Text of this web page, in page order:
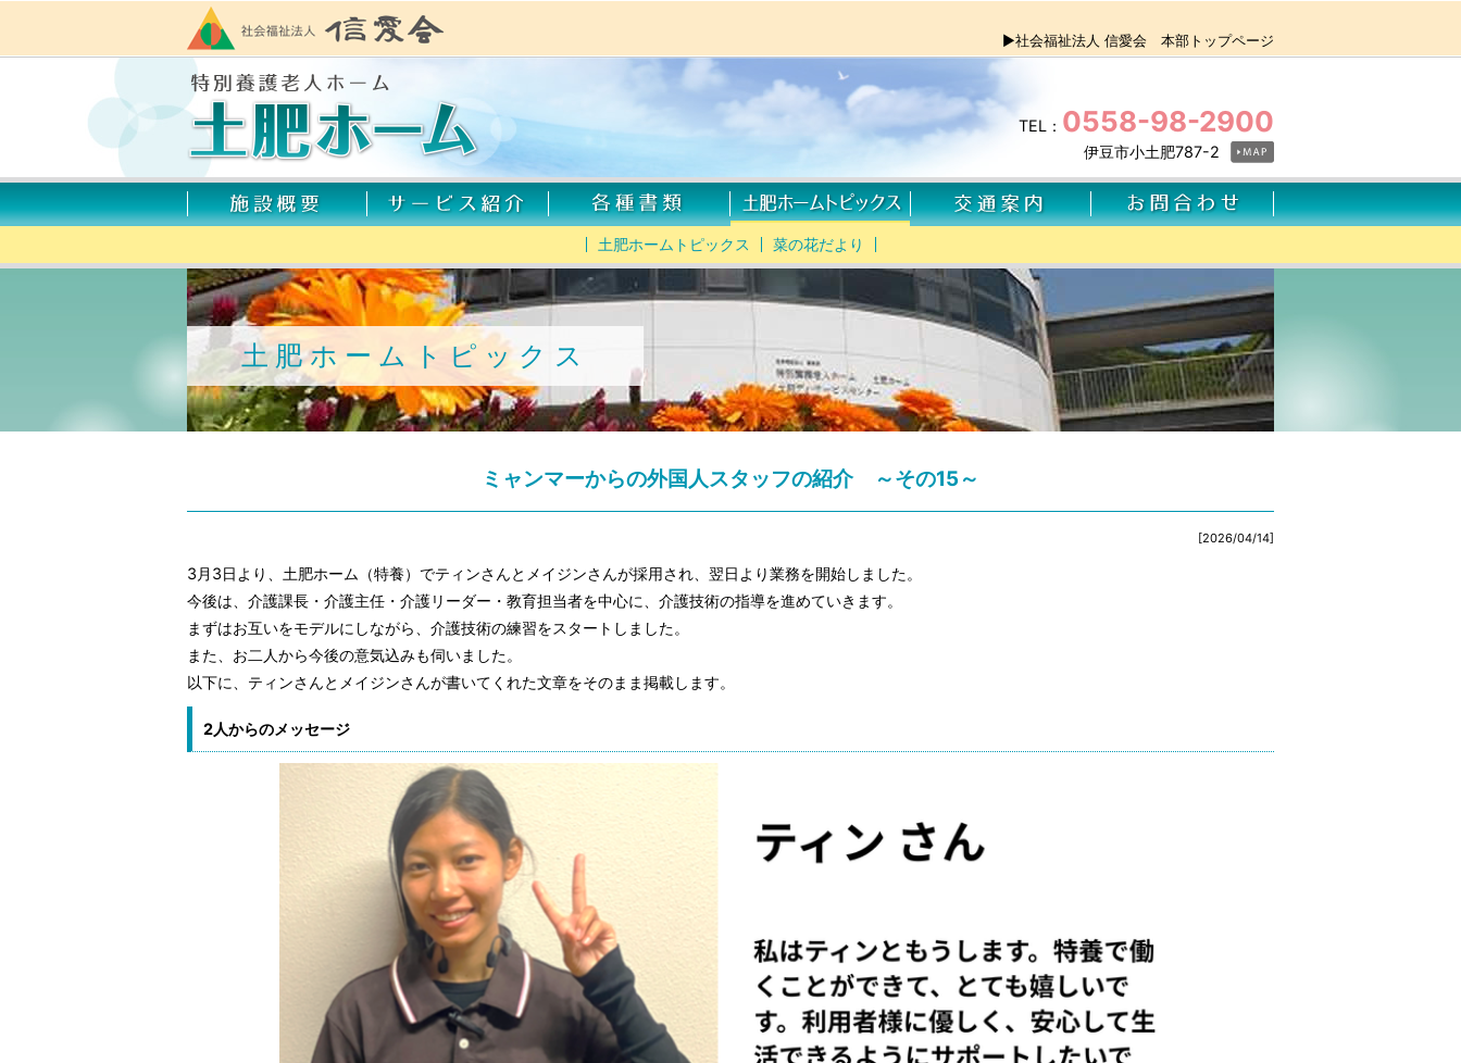
▶社会福祉法人 信愛会 本部トップページ
TEL： 0558-98-2900
伊豆市小土肥787-2
土肥ホームトピックス 菜の花だより
土肥ホームトピックス
ミャンマーからの外国人スタッフの紹介 ～その15～
[2026/04/14]
3月3日より、土肥ホーム（特養）でティンさんとメイジンさんが採用され、翌日より業務を開始しました。
今後は、介護課長・介護主任・介護リーダー・教育担当者を中心に、介護技術の指導を進めていきます。
まずはお互いをモデルにしながら、介護技術の練習をスタートしました。
また、お二人から今後の意気込みも伺いました。
以下に、ティンさんとメイジンさんが書いてくれた文章をそのまま掲載します。
2人からのメッセージ